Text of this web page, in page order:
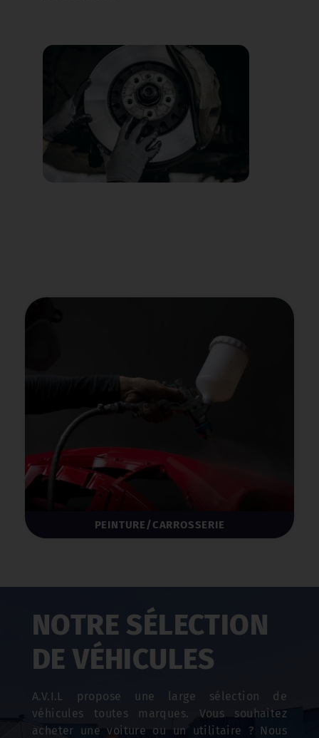
PEINTURE/CARROSSERIE
NOTRE SÉLECTION
DE VÉHICULES
A.V.I.L propose une large sélection de
véhicules toutes marques. Vous souhaitez
acheter une voiture ou un utilitaire ? Nous